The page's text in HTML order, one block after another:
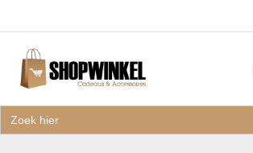
naar:
Zoek
naar: